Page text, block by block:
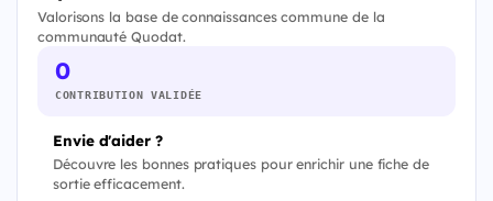
Valorisons la base de connaissances commune de la
communauté Quodat.
0
CONTRIBUTION VALIDÉE
Envie d'aider ?
Découvre les bonnes pratiques pour enrichir une fiche de
sortie efficacement.